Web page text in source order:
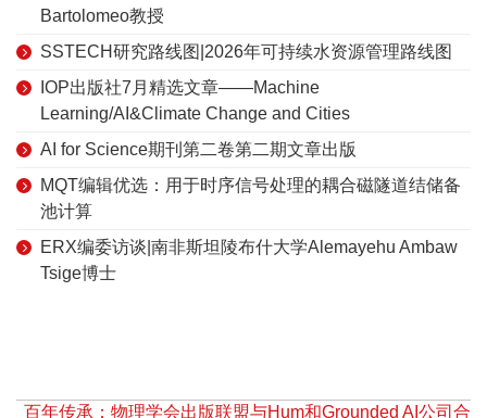
Bartolomeo教授
SSTECH研究路线图|2026年可持续水资源管理路线图
IOP出版社7月精选文章——Machine
Learning/AI&Climate Change and Cities
AI for Science期刊第二卷第二期文章出版
MQT编辑优选：用于时序信号处理的耦合磁隧道结储备
池计算
ERX编委访谈|南非斯坦陵布什大学Alemayehu Ambaw
Tsige博士
百年传承：物理学会出版联盟与Hum和Grounded AI公司合